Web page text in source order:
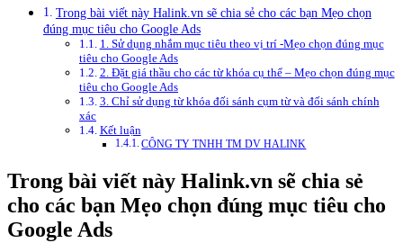
Trong bài viết này Halink.vn sẽ chia sẻ cho các bạn Mẹo chọn
đúng mục tiêu cho Google Ads
1. Sử dụng nhắm mục tiêu theo vị trí -Mẹo chọn đúng mục
tiêu cho Google Ads
2. Đặt giá thầu cho các từ khóa cụ thể – Mẹo chọn đúng mục
tiêu cho Google Ads
3. Chỉ sử dụng từ khóa đối sánh cụm từ và đối sánh chính
xác
Kết luận
CÔNG TY TNHH TM DV HALINK
Trong bài viết này Halink.vn sẽ chia sẻ
cho các bạn Mẹo chọn đúng mục tiêu cho
Google Ads